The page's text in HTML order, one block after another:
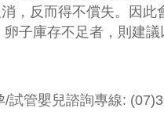
，反而得不償失。因
子庫存不足者，則建議
試管嬰兒諮詢專線: